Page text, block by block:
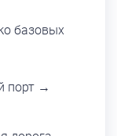
базовых
порт →